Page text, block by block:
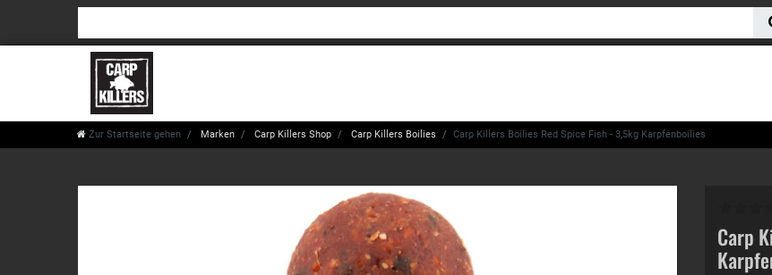
Zur Startseite gehen Marken Carp Killers Shop Carp Killers Boilies Carp Killers Boilies Red Spice Fish - 3,5kg Karpfenboilies
Carp